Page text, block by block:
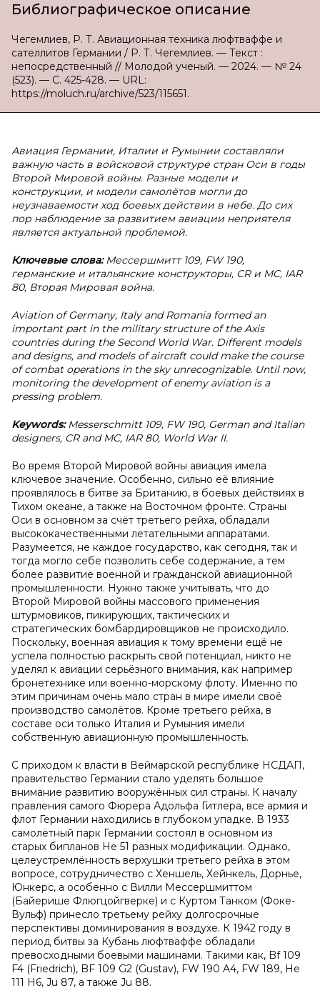
Библиографическое описание
Чегемлиев, Р. Т. Авиационная техника люфтваффе и
сателлитов Германии / Р. Т. Чегемлиев. — Текст :
непосредственный // Молодой ученый. — 2024. — № 24
(523). — С. 425-428. — URL:
https://moluch.ru/archive/523/115651.
Авиация Германии, Италии и Румынии составляли
важную часть в войсковой структуре стран Оси в годы
Второй Мировой войны. Разные модели и
конструкции, и модели самолётов могли до
неузнаваемости ход боевых действии в небе. До сих
пор наблюдение за развитием авиации неприятеля
является актуальной проблемой.
Ключевые слова:Мессершмитт 109, FW 190,
германские и итальянские конструкторы, CR и MC, IAR
80, Вторая Мировая война.
Aviation of Germany, Italy and Romania formed an
important part in the military structure of the Axis
countries during the Second World War. Different models
and designs, and models of aircraft could make the course
of combat operations in the sky unrecognizable. Until now,
monitoring the development of enemy aviation is a
pressing problem.
Keywords:Messerschmitt 109, FW 190, German and Italian
designers, CR and MC, IAR 80, World War II.
Во время Второй Мировой войны авиация имела
ключевое значение. Особенно, сильно её влияние
проявлялось в битве за Британию, в боевых действиях в
Тихом океане, а также на Восточном фронте. Страны
Оси в основном за счёт третьего рейха, обладали
высококачественными летательными аппаратами.
Разумеется, не каждое государство, как сегодня, так и
тогда могло себе позволить себе содержание, а тем
более развитие военной и гражданской авиационной
промышленности. Нужно также учитывать, что до
Второй Мировой войны массового применения
штурмовиков, пикирующих, тактических и
стратегических бомбардировщиков не происходило.
Поскольку, военная авиация к тому времени ещё не
успела полностью раскрыть свой потенциал, никто не
уделял к авиации серьёзного внимания, как например
бронетехнике или военно-морскому флоту. Именно по
этим причинам очень мало стран в мире имели своё
производство самолётов. Кроме третьего рейха, в
составе оси только Италия и Румыния имели
собственную авиационную промышленность.
С приходом к власти в Веймарской республике НСДАП,
правительство Германии стало уделять большое
внимание развитию вооружённых сил страны. К началу
правления самого Фюрера Адольфа Гитлера, все армия и
флот Германии находились в глубоком упадке. В 1933
самолётный парк Германии состоял в основном из
старых бипланов He 51 разных модификации. Однако,
целеустремлённость верхушки третьего рейха в этом
вопросе, сотрудничество с Хеншель, Хейнкель, Дорнье,
Юнкерс, а особенно с Вилли Мессершмиттом
(Байерише Флюгцойгверке) и с Куртом Танком (Фоке-
Вульф) принесло третьему рейху долгосрочные
перспективы доминирования в воздухе. К 1942 году в
период битвы за Кубань люфтваффе обладали
превосходными боевыми машинами. Такими как, Bf 109
F4 (Friedrich), BF 109 G2 (Gustav), FW 190 A4, FW 189, He
111 H6, Ju 87, а также Ju 88.